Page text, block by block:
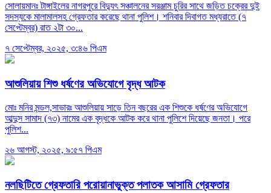
সোলায়মানঃ টাঙ্গাইলের নাগরপুরে বিদ্যুৎ সঞ্চালনের সরঞ্জাম চুরির সাথে জড়িত চক্রের দুই
সদস্যকে মালামালসহ গ্রেফতার করেছে থানা পুলিশ। শনিবার দিবাগত মধ্যরাতে (৭
সেপ্টেম্বর) রাত ২টা ৩০...
৭ সেপ্টেম্বর, ২০২৫, ৩:৪৬ পিএম
আশুলিয়ায় শিশু ধর্ষণের অভিযোগে বৃদ্ধ আটক
মোঃ মনির মন্ডল,সাভারঃ আশুলিয়ায় সাড়ে তিন বছরের এক শিশুকে ধর্ষণের অভিযোগে
আব্দুস সামাদ (৭৩) নামের এক বৃদ্ধকে আটক করে থানা পুলিশে দিয়েছে জনতা। পরে
পুলিশ...
২৬ আগস্ট, ২০২৫, ৯:৫৭ পিএম
নলছিটিতে গ্রেফতারি পরোয়ানাভুক্ত পলাতক আসামি গ্রেফতার